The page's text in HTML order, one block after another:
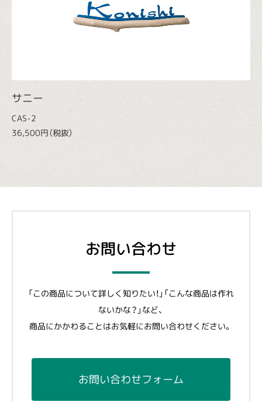
サニー
CAS-2
36,500円（税抜）
お問い合わせ
「この商品について詳しく知りたい！」「こんな商品は作れ
ないかな？」など、
商品にかかわることはお気軽にお問い合わせください。
お問い合わせフォーム